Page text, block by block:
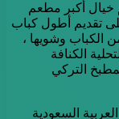
خيال أكبر مطعم
تقديم أطول كباب
الكباب وشويها ،
الكنافة
التركي
السعودية